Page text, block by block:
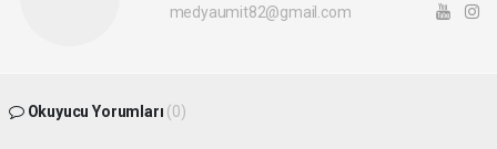
medyaumit82@gmail.com
Okuyucu Yorumları (0)